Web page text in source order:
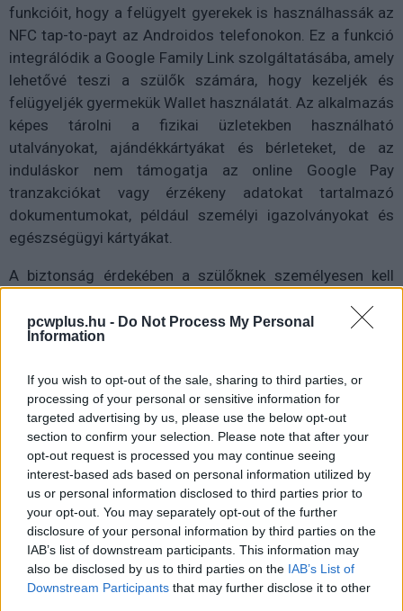
pcwplus.hu - Do Not Process My Personal
Information
If you wish to opt-out of the sale, sharing to third parties, or
processing of your personal or sensitive information for
targeted advertising by us, please use the below opt-out
section to confirm your selection. Please note that after your
opt-out request is processed you may continue seeing
interest-based ads based on personal information utilized by
us or personal information disclosed to third parties prior to
your opt-out. You may separately opt-out of the further
disclosure of your personal information by third parties on the
IAB’s list of downstream participants. This information may
also be disclosed by us to third parties on the IAB’s List of
Downstream Participants that may further disclose it to other
funkcióit, hogy a felügyelt gyerekek is használhassák az
NFC tap-to-payt az Androidos telefonokon. Ez a funkció
integrálódik a Google Family Link szolgáltatásába, amely
lehetővé teszi a szülők számára, hogy kezeljék és
felügyeljék gyermekük Wallet használatát. Az alkalmazás
képes tárolni a fizikai üzletekben használható
utalványokat, ajándékkártyákat és bérleteket, de az
induláskor nem támogatja az online Google Pay
tranzakciókat vagy érzékeny adatokat tartalmazó
dokumentumokat, például személyi igazolványokat és
egészségügyi kártyákat.
A biztonság érdekében a szülőknek személyesen kell
hitel- vagy betéti kártyát adnának hozzá gyermekük
fiókjához. Emellett lehetőségük van arra is, hogy távolról
bizonyos funkciókat. A szülők emellett e-mailben
értesítést kapnak, ha gyermekük tranzakciót hajt végre,
és a Family Link segítségével nyomon követhetik a
legutóbbi vásárlásokat.
Ez a funkció hitelesítést igényel a készülék PIN-kódjával,
jelszóval, ujjlenyomattal vagy NFC-fizetések esetén
arcfelismeréssel. A bevezetés várhatóan a következő